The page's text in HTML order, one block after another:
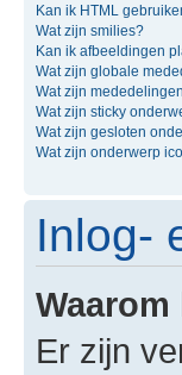
Kan ik HTML
Wat zijn smilies?
Kan ik afbeeldingen
Wat zijn globale
Wat zijn
Wat zijn sticky
Wat zijn gesloten
Wat zijn onderwerp
Inlog-
Er zijn